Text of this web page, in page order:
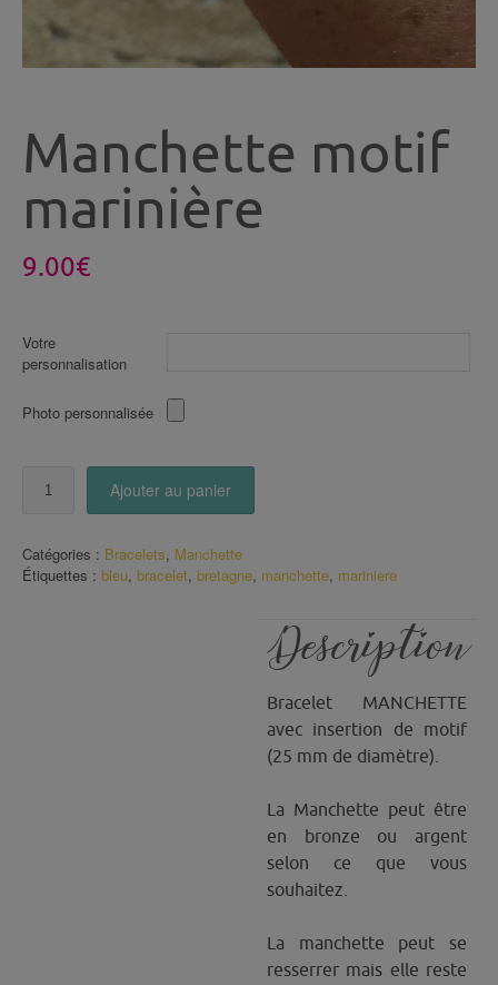
Manchette motif
marinière
9.00€
Votre
personnalisation
Photo personnalisée
Manchette
marinière
Ajouter au panier
Catégories : Bracelets, Manchette
Étiquettes : bleu, bracelet, bretagne, manchette, mariniere
Description
Bracelet MANCHETTE
avec insertion de motif
(25 mm de diamètre).
La Manchette peut être
en bronze ou argent
selon ce que vous
souhaitez.
La manchette peut se
resserrer mais elle reste